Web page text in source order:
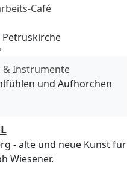
Café
& Instrumente
und Aufhorchen
- alte und neue Kunst für
Wiesener.